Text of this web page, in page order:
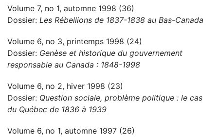
Volume 7, no 1, automne 1998 (36)
Dossier: Les Rébellions de 1837-1838 au Bas-Canada
Volume 6, no 3, printemps 1998 (24)
Dossier: Genèse et historique du gouvernement
responsable au Canada : 1848-1998
Volume 6, no 2, hiver 1998 (23)
Dossier: Question sociale, problème politique : le cas
du Québec de 1836 à 1939
Volume 6, no 1, automne 1997 (26)